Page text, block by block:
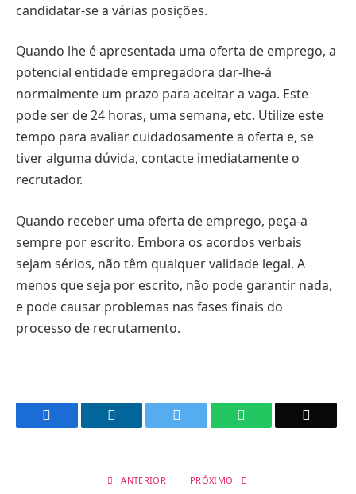
candidatar-se a várias posições.
Quando lhe é apresentada uma oferta de emprego, a
potencial entidade empregadora dar-lhe-á
normalmente um prazo para aceitar a vaga. Este
pode ser de 24 horas, uma semana, etc. Utilize este
tempo para avaliar cuidadosamente a oferta e, se
tiver alguma dúvida, contacte imediatamente o
recrutador.
Quando receber uma oferta de emprego, peça-a
sempre por escrito. Embora os acordos verbais
sejam sérios, não têm qualquer validade legal. A
menos que seja por escrito, não pode garantir nada,
e pode causar problemas nas fases finais do
processo de recrutamento.
WhatsApp
ANTERIOR PRÓXIMO